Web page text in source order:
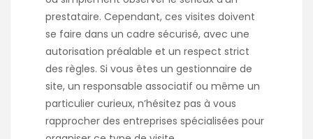
prestataire. Cependant, ces visites doivent
se faire dans un cadre sécurisé, avec une
autorisation préalable et un respect strict
des règles. Si vous êtes un gestionnaire de
site, un responsable associatif ou même un
particulier curieux, n’hésitez pas à vous
rapprocher des entreprises spécialisées pour